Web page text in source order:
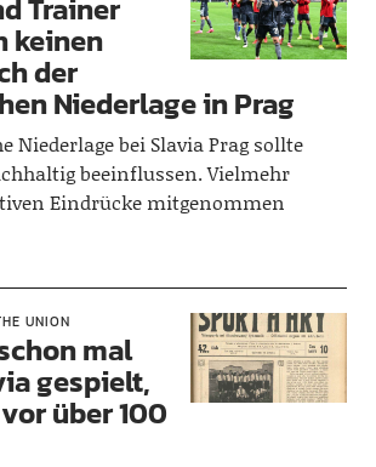
Trainer
keinen
der
Niederlage in Prag
Niederlage bei Slavia Prag sollte
beeinflussen. Vielmehr
Eindrücke mitgenommen
UNION
mal
gespielt,
über 100